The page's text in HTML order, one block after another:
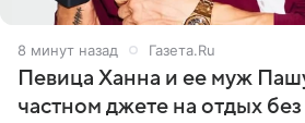
8 минут назад Газета.Ru
Певица Ханна и ее муж
частном джете на отдых без